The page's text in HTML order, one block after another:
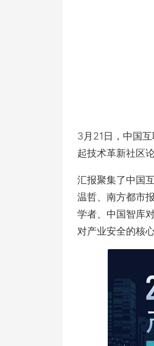
3月21日，中国
起技术革新社区
汇报聚集了中国
温哲、南方都市
学者、中国智库
对产业安全的核